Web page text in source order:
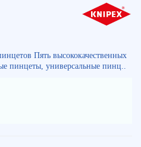
Пять высококачественных
пинцеты, универсальные пинц..